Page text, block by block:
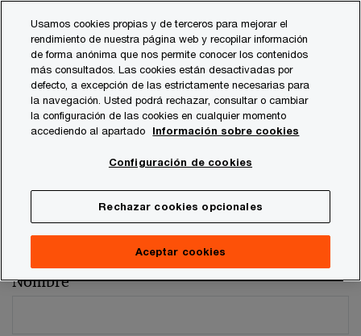
content
footer
Comentarios y sugerencias
Por favor, facilítenos los siguientes datos
Los campos marcados con un asterisco son obligatorios (
Persona de contacto:Ignacio Quintana
Nombre*
Usamos cookies propias y de terceros para mejorar el
rendimiento de nuestra página web y recopilar información
de forma anónima que nos permite conocer los contenidos
más consultados. Las cookies están desactivadas por
defecto, a excepción de las estrictamente necesarias para
la navegación. Usted podrá rechazar, consultar o cambiar
la configuración de las cookies en cualquier momento
accediendo al apartado
Información sobre cookies
Configuración de cookies
Rechazar cookies opcionales
Aceptar cookies